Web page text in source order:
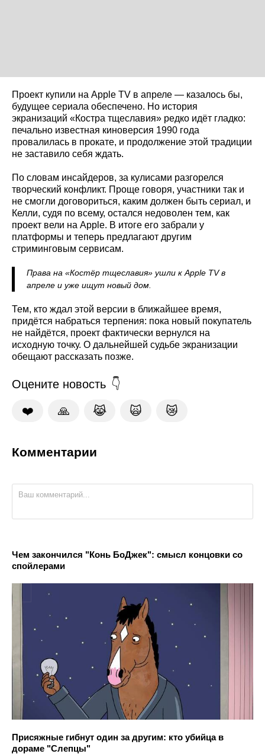
Проект купили на Apple TV в апреле — казалось бы,
будущее сериала обеспечено. Но история
экранизаций «Костра тщеславия» редко идёт гладко:
печально известная киноверсия 1990 года
провалилась в прокате, и продолжение этой традиции
не заставило себя ждать.
По словам инсайдеров, за кулисами разгорелся
творческий конфликт. Проще говоря, участники так и
не смогли договориться, каким должен быть сериал, и
Келли, судя по всему, остался недоволен тем, как
проект вели на Apple. В итоге его забрали у
платформы и теперь предлагают другим
стриминговым сервисам.
Права на «Костёр тщеславия» ушли к Apple TV в
апреле и уже ищут новый дом.
Тем, кто ждал этой версии в ближайшее время,
придётся набраться терпения: пока новый покупатель
не найдётся, проект фактически вернулся на
исходную точку. О дальнейшей судьбе экранизации
обещают рассказать позже.
Оцените новость
❤️ 🙏 😹 🙀 😿
Комментарии
Чем закончился "Конь БоДжек": смысл концовки со
спойлерами
Присяжные гибнут один за другим: кто убийца в
дораме "Слепцы"